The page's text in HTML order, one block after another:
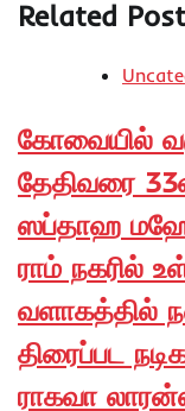
Related
கோவையில்
தேதிவரை
ஸப்தாஹ
ராம் நகரில்
வளாகத்தில்
திரைப்பட
ராகவா